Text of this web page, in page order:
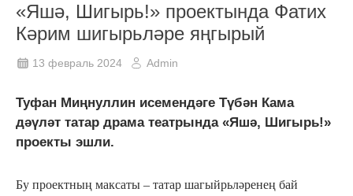
«Яшә, Шигырь!» проектында Фатих
Кәрим шигырьләре яңгырый
13 февраль 2024 Admin
Туфан Миңнуллин исемендәге Түбән Кама
дәүләт татар драма театрында «Яшә, Шигырь!»
проекты эшли.
Бу проектның максаты – татар шагыйрьләренең бай